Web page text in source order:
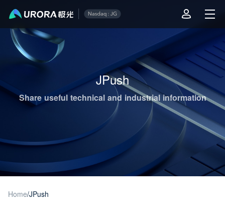
JPush
Share useful technical and industrial information
Home/JPush